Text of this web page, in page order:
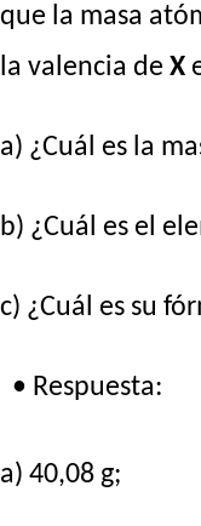
que la masa
la valencia de X
a) ¿Cuál es la
b) ¿Cuál es el
c) ¿Cuál es su
• Respuesta:
a) 40,08 g;